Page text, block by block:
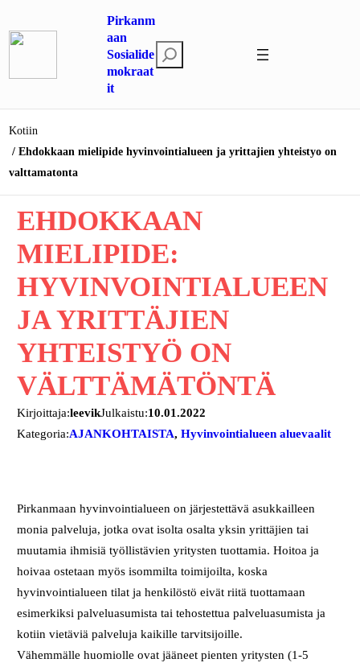
sisältöön
Pirkanm
aan
Sosialide
mokraat
it
t
i
Kotiin
Ehdokkaan mielipide hyvinvointialueen ja yrittajien yhteistyo on
valttamatonta
EHDOKKAAN
MIELIPIDE:
HYVINVOINTIALUEEN
JA YRITTÄJIEN
YHTEISTYÖ ON
VÄLTTÄMÄTÖNTÄ
Kirjoittaja:leevikJulkaistu:10.01.2022
Kategoria:AJANKOHTAISTA, Hyvinvointialueen aluevaalit
Pirkanmaan hyvinvointialueen on järjestettävä asukkailleen
monia palveluja, jotka ovat isolta osalta yksin yrittäjien tai
muutamia ihmisiä työllistävien yritysten tuottamia. Hoitoa ja
hoivaa ostetaan myös isommilta toimijoilta, koska
hyvinvointialueen tilat ja henkilöstö eivät riitä tuottamaan
esimerkiksi palveluasumista tai tehostettua palveluasumista ja
kotiin vietäviä palveluja kaikille tarvitsijoille.
Vähemmälle huomiolle ovat jääneet pienten yritysten (1-5